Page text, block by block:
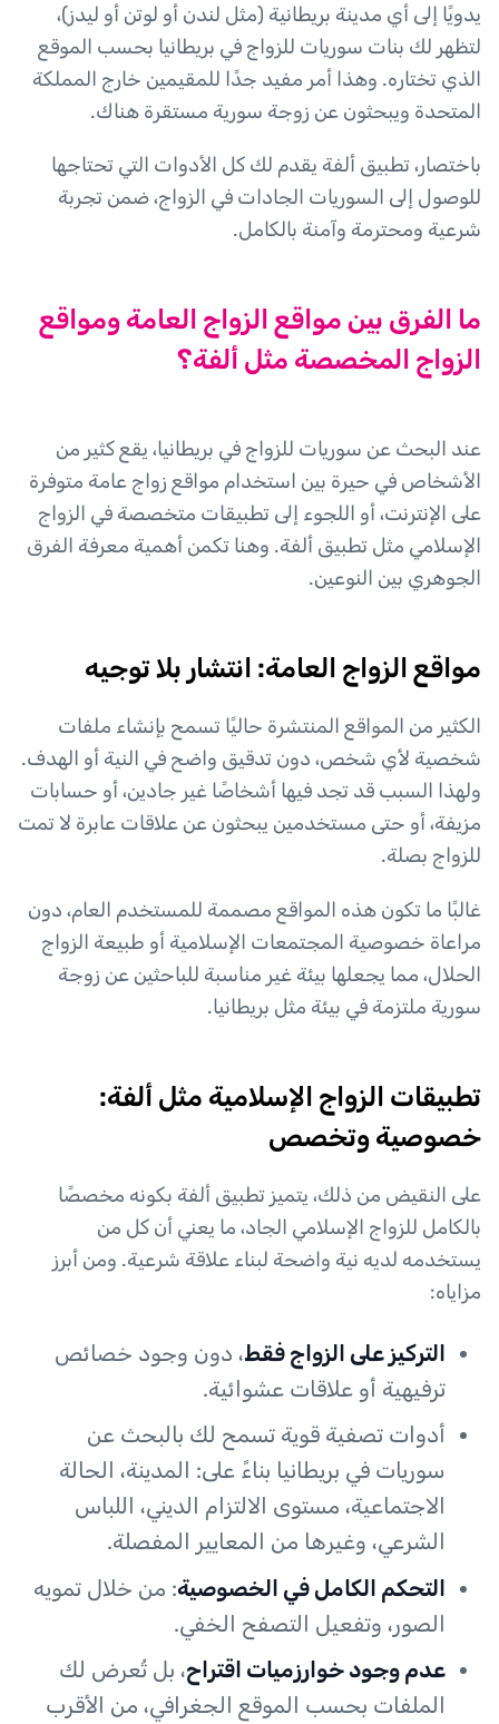
يدويًا إلى أي مدينة بريطانية (مثل لندن أو لوتن أو ليدز)،
لتظهر لك بنات سوريات للزواج في بريطانيا بحسب الموقع
الذي تختاره. وهذا أمر مفيد جدًا للمقيمين خارج المملكة
المتحدة ويبحثون عن زوجة سورية مستقرة هناك.
باختصار، تطبيق ألفة يقدم لك كل الأدوات التي تحتاجها
للوصول إلى السوريات الجادات في الزواج، ضمن تجربة
شرعية ومحترمة وآمنة بالكامل.
ما الفرق بين مواقع الزواج العامة ومواقع
الزواج المخصصة مثل ألفة؟
عند البحث عن سوريات للزواج في بريطانيا، يقع كثير من
الأشخاص في حيرة بين استخدام مواقع زواج عامة متوفرة
على الإنترنت، أو اللجوء إلى تطبيقات متخصصة في الزواج
الإسلامي مثل تطبيق ألفة. وهنا تكمن أهمية معرفة الفرق
الجوهري بين النوعين.
مواقع الزواج العامة: انتشار بلا توجيه
الكثير من المواقع المنتشرة حاليًا تسمح بإنشاء ملفات
شخصية لأي شخص، دون تدقيق واضح في النية أو الهدف.
ولهذا السبب قد تجد فيها أشخاصًا غير جادين، أو حسابات
مزيفة، أو حتى مستخدمين يبحثون عن علاقات عابرة لا تمت
للزواج بصلة.
غالبًا ما تكون هذه المواقع مصممة للمستخدم العام، دون
مراعاة خصوصية المجتمعات الإسلامية أو طبيعة الزواج
الحلال، مما يجعلها بيئة غير مناسبة للباحثين عن زوجة
سورية ملتزمة في بيئة مثل بريطانيا.
تطبيقات الزواج الإسلامية مثل ألفة:
خصوصية وتخصص
على النقيض من ذلك، يتميز تطبيق ألفة بكونه مخصصًا
بالكامل للزواج الإسلامي الجاد، ما يعني أن كل من
يستخدمه لديه نية واضحة لبناء علاقة شرعية. ومن أبرز
مزاياه:
التركيز على الزواج فقط، دون وجود خصائص
ترفيهية أو علاقات عشوائية.
أدوات تصفية قوية تسمح لك بالبحث عن
سوريات في بريطانيا بناءً على: المدينة، الحالة
الاجتماعية، مستوى الالتزام الديني، اللباس
الشرعي، وغيرها من المعايير المفصلة.
التحكم الكامل في الخصوصية: من خلال تمويه
الصور، وتفعيل التصفح الخفي.
عدم وجود خوارزميات اقتراح، بل تُعرض لك
الملفات بحسب الموقع الجغرافي، من الأقرب